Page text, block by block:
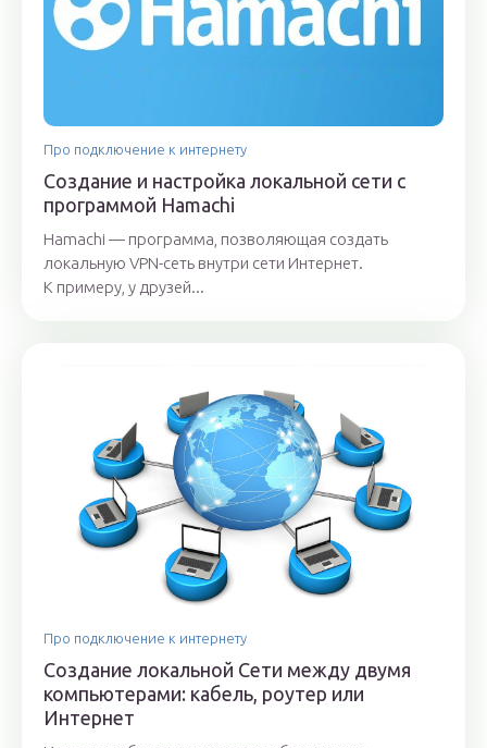
Про подключение к интернету
Создание и настройка локальной сети с
программой Hamachi
Hamachi — программа, позволяющая создать
локальную VPN-сеть внутри сети Интернет.
К примеру, у друзей...
Про подключение к интернету
Создание локальной Сети между двумя
компьютерами: кабель, роутер или
Интернет